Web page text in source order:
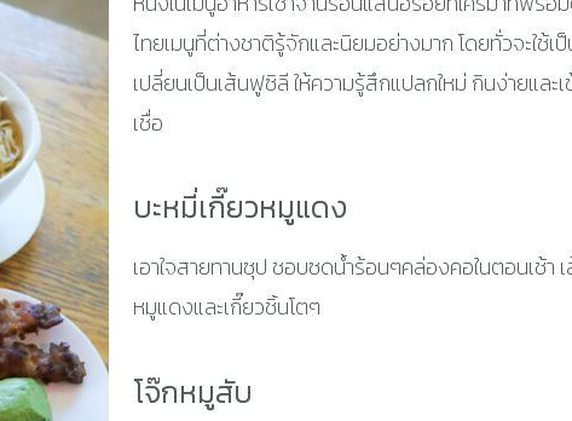
ไทยเมนูที่ต่างชาติรู้จักและนิยมอย่างมาก โดยทั่วจะใช้
เปลี่ยนเป็นเส้นฟูซิลี ให้ความรู้สึกแปลกใหม่ กินง่ายและ
เชื่อ
บะหมี่เกี๊ยวหมูแดง
เอาใจสายทานซุป ชอบซดน้ำร้อนๆคล่องคอในตอนเช้า
หมูแดงและเกี๊ยวชิ้นโตๆ
โจ๊กหมูสับ